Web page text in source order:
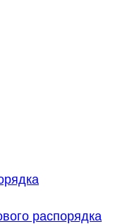
распорядка